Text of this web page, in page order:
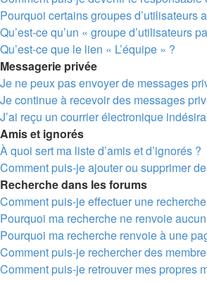
Pourquoi certains groupes d’utilisateurs
Qu’est-ce qu’un « groupe d’utilisateurs
Qu’est-ce que le lien « L’équipe » ?
Messagerie privée
Je ne peux pas envoyer de messages
Je continue à recevoir des messages
J’ai reçu un courrier électronique
Amis et ignorés
À quoi sert ma liste d’amis et d’ignorés ?
Comment puis-je ajouter ou supprimer
Recherche dans les forums
Comment puis-je effectuer une
Pourquoi ma recherche ne renvoie
Pourquoi ma recherche renvoie à une
Comment puis-je rechercher des
Comment puis-je retrouver mes propres